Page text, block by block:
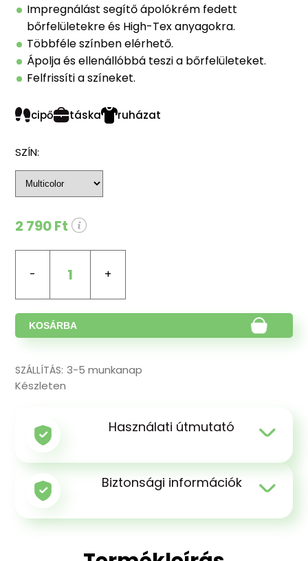
Impregnálást segítő ápolókrém fedett
bőrfelületekre és High-Tex anyagokra.
Többféle színben elérhető.
Ápolja és ellenállóbbá teszi a bőrfelületeket.
Felfrissíti a színeket.
cipő táska ruházat
SZÍN:
2 790 Ft
1
KOSÁRBA
SZÁLLÍTÁS: 3-5 munkanap
Készleten
Használati útmutató
Biztonsági információk